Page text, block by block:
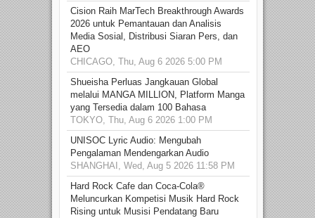
Cision Raih MarTech Breakthrough Awards
2026 untuk Pemantauan dan Analisis
Media Sosial, Distribusi Siaran Pers, dan
AEO
CHICAGO, Thu, Aug 6 2026 5:00 PM
Shueisha Perluas Jangkauan Global
melalui MANGA MILLION, Platform Manga
yang Tersedia dalam 100 Bahasa
TOKYO, Thu, Aug 6 2026 1:00 PM
UNISOC Lyric Audio: Mengubah
Pengalaman Mendengarkan Audio
SHANGHAI, Wed, Aug 5 2026 11:58 PM
Hard Rock Cafe dan Coca-Cola®
Meluncurkan Kompetisi Musik Hard Rock
Rising untuk Musisi Pendatang Baru